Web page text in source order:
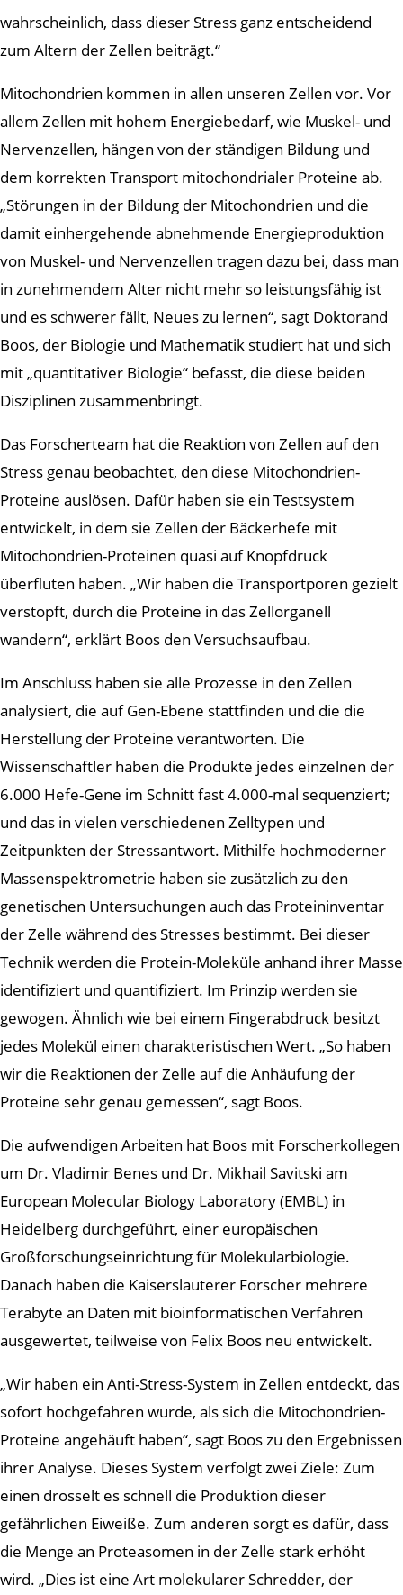
wahrscheinlich, dass dieser Stress ganz entscheidend
zum Altern der Zellen beiträgt.“
Mitochondrien kommen in allen unseren Zellen vor. Vor
allem Zellen mit hohem Energiebedarf, wie Muskel- und
Nervenzellen, hängen von der ständigen Bildung und
dem korrekten Transport mitochondrialer Proteine ab.
„Störungen in der Bildung der Mitochondrien und die
damit einhergehende abnehmende Energieproduktion
von Muskel- und Nervenzellen tragen dazu bei, dass man
in zunehmendem Alter nicht mehr so leistungsfähig ist
und es schwerer fällt, Neues zu lernen“, sagt Doktorand
Boos, der Biologie und Mathematik studiert hat und sich
mit „quantitativer Biologie“ befasst, die diese beiden
Disziplinen zusammenbringt.
Das Forscherteam hat die Reaktion von Zellen auf den
Stress genau beobachtet, den diese Mitochondrien-
Proteine auslösen. Dafür haben sie ein Testsystem
entwickelt, in dem sie Zellen der Bäckerhefe mit
Mitochondrien-Proteinen quasi auf Knopfdruck
überfluten haben. „Wir haben die Transportporen gezielt
verstopft, durch die Proteine in das Zellorganell
wandern“, erklärt Boos den Versuchsaufbau.
Im Anschluss haben sie alle Prozesse in den Zellen
analysiert, die auf Gen-Ebene stattfinden und die die
Herstellung der Proteine verantworten. Die
Wissenschaftler haben die Produkte jedes einzelnen der
6.000 Hefe-Gene im Schnitt fast 4.000-mal sequenziert;
und das in vielen verschiedenen Zelltypen und
Zeitpunkten der Stressantwort. Mithilfe hochmoderner
Massenspektrometrie haben sie zusätzlich zu den
genetischen Untersuchungen auch das Proteininventar
der Zelle während des Stresses bestimmt. Bei dieser
Technik werden die Protein-Moleküle anhand ihrer Masse
identifiziert und quantifiziert. Im Prinzip werden sie
gewogen. Ähnlich wie bei einem Fingerabdruck besitzt
jedes Molekül einen charakteristischen Wert. „So haben
wir die Reaktionen der Zelle auf die Anhäufung der
Proteine sehr genau gemessen“, sagt Boos.
Die aufwendigen Arbeiten hat Boos mit Forscherkollegen
um Dr. Vladimir Benes und Dr. Mikhail Savitski am
European Molecular Biology Laboratory (EMBL) in
Heidelberg durchgeführt, einer europäischen
Großforschungseinrichtung für Molekularbiologie.
Danach haben die Kaiserslauterer Forscher mehrere
Terabyte an Daten mit bioinformatischen Verfahren
ausgewertet, teilweise von Felix Boos neu entwickelt.
„Wir haben ein Anti-Stress-System in Zellen entdeckt, das
sofort hochgefahren wurde, als sich die Mitochondrien-
Proteine angehäuft haben“, sagt Boos zu den Ergebnissen
ihrer Analyse. Dieses System verfolgt zwei Ziele: Zum
einen drosselt es schnell die Produktion dieser
gefährlichen Eiweiße. Zum anderen sorgt es dafür, dass
die Menge an Proteasomen in der Zelle stark erhöht
wird. „Dies ist eine Art molekularer Schredder, der